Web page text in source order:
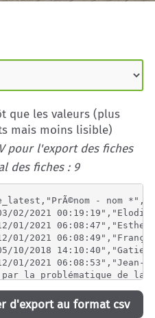
que les valeurs (plus
mais moins lisible)
pour l'export des fiches
des fiches : 9
- nom
02/2021
01/2021
01/2021
10/2018
01/2021
la problématique de la
01/2021
de l'éducation en
d'export au format csv